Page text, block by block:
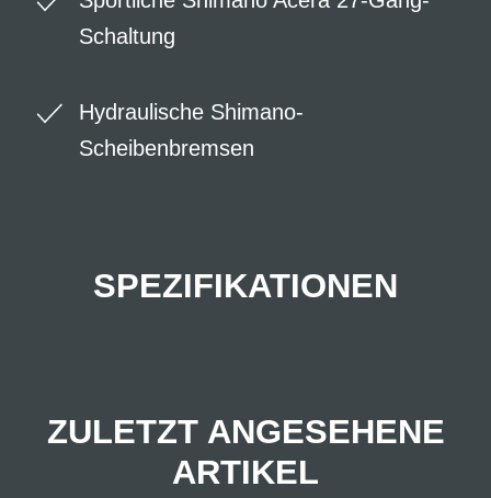
Schaltung
Hydraulische Shimano-
Scheibenbremsen
SPEZIFIKATIONEN
ZULETZT ANGESEHENE
ARTIKEL